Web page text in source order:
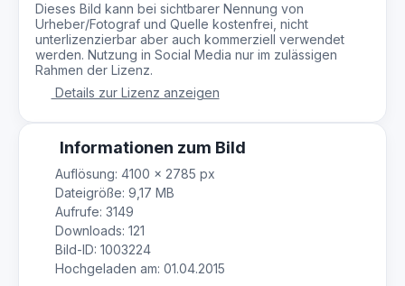
Dieses Bild kann bei sichtbarer Nennung von
Urheber/Fotograf und Quelle kostenfrei, nicht
unterlizenzierbar aber auch kommerziell verwendet
werden. Nutzung in Social Media nur im zulässigen
Rahmen der Lizenz.
Details zur Lizenz anzeigen
Informationen zum Bild
Auflösung: 4100 × 2785 px
Dateigröße: 9,17 MB
Aufrufe: 3149
Downloads: 121
Bild-ID: 1003224
Hochgeladen am: 01.04.2015